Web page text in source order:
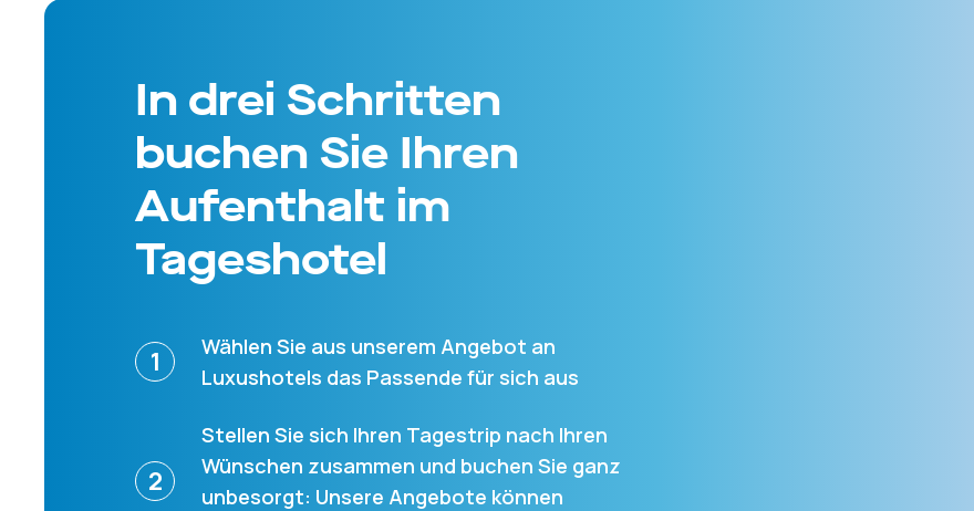
In drei Schritten
buchen Sie Ihren
Aufenthalt im
Tageshotel
1
Wählen Sie aus unserem Angebot an
Luxushotels das Passende für sich aus
2
Stellen Sie sich Ihren Tagestrip nach Ihren
Wünschen zusammen und buchen Sie ganz
unbesorgt: Unsere Angebote können